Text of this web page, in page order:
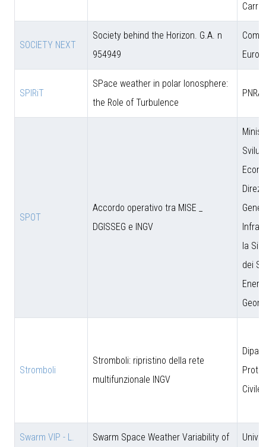
SOCIETY NEXT
Society behind the Horizon. G.A. n
954949
SPIRiT
SPace weather in polar Ionosphere:
the Role of Turbulence
PNRA
SPOT
Accordo operativo tra MISE _
DGISSEG e INGV
la
dei
Stromboli
Stromboli: ripristino della rete
multifunzionale INGV
Civile
Swarm VIP - L.
Swarm Space Weather Variability of